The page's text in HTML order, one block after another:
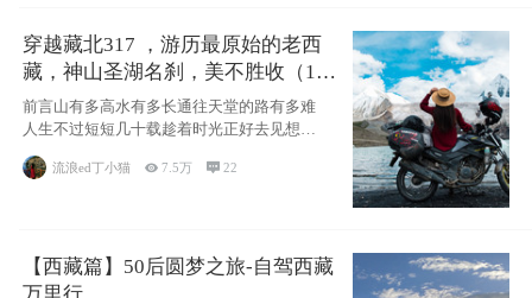
穿越藏北317 ，游历最原始的老西
藏，神山圣湖名刹，美不胜收（11
天详细自驾攻略）
前言山有多高水有多长通往天堂的路有多难
人生不过短短几十载趁着时光正好去见想见
流浪ed丁小猫 7.5万 22
【西藏篇】50后圆梦之旅-自驾西藏